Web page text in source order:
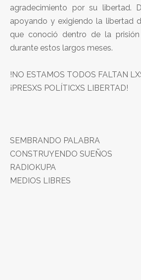
agradecimiento por su libertad.
apoyando y exigiendo la libertad
que conoció dentro de la
durante estos largos meses.
!NO ESTAMOS TODOS FALTAN
¡PRESXS POLÍTICXS LIBERTAD!
SEMBRANDO PALABRA
CONSTRUYENDO SUEÑOS
RADIOKUPA
MEDIOS LIBRES